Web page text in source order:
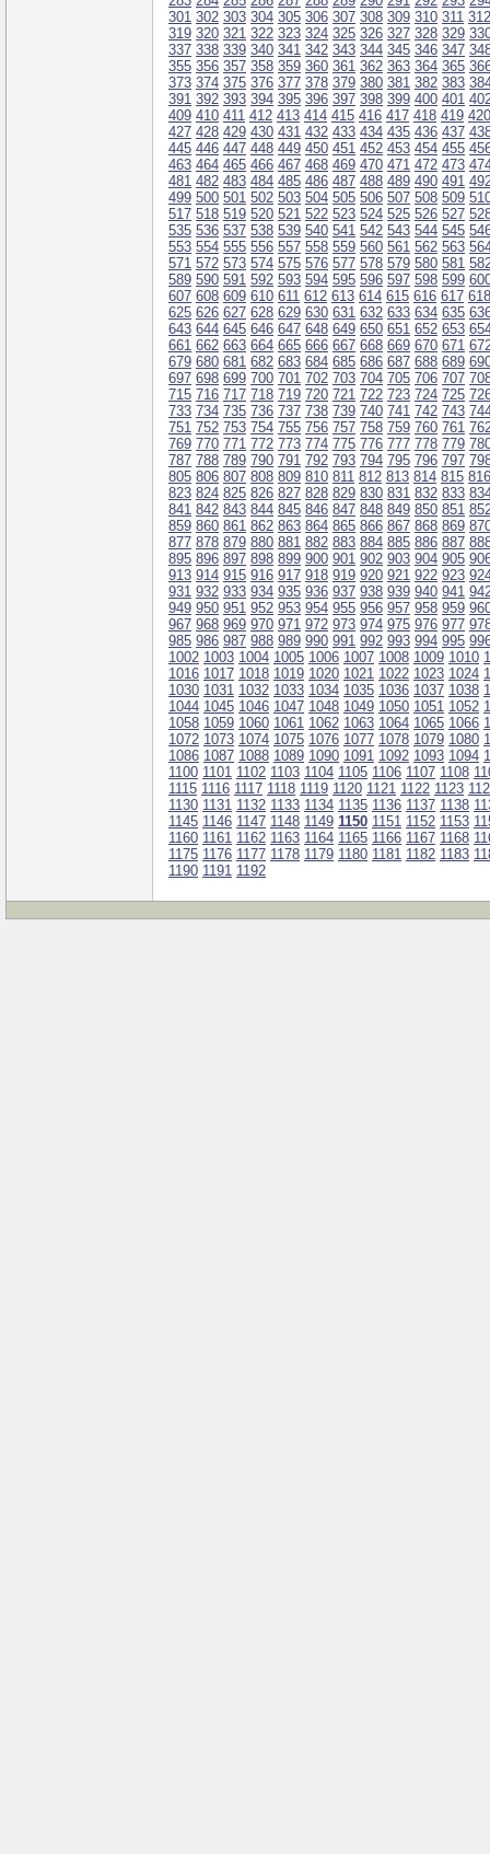
301 302 303 304 305 306 307 308 309 310 311 312
319 320 321 322 323 324 325 326 327 328 329
337 338 339 340 341 342 343 344 345 346 347
355 356 357 358 359 360 361 362 363 364 365
373 374 375 376 377 378 379 380 381 382 383
391 392 393 394 395 396 397 398 399 400 401
409 410 411 412 413 414 415 416 417 418 419 420
427 428 429 430 431 432 433 434 435 436 437
445 446 447 448 449 450 451 452 453 454 455
463 464 465 466 467 468 469 470 471 472 473
481 482 483 484 485 486 487 488 489 490 491
499 500 501 502 503 504 505 506 507 508 509
517 518 519 520 521 522 523 524 525 526 527
535 536 537 538 539 540 541 542 543 544 545
553 554 555 556 557 558 559 560 561 562 563
571 572 573 574 575 576 577 578 579 580 581
589 590 591 592 593 594 595 596 597 598 599
607 608 609 610 611 612 613 614 615 616 617 618
625 626 627 628 629 630 631 632 633 634 635
643 644 645 646 647 648 649 650 651 652 653
661 662 663 664 665 666 667 668 669 670 671
679 680 681 682 683 684 685 686 687 688 689
697 698 699 700 701 702 703 704 705 706 707
715 716 717 718 719 720 721 722 723 724 725
733 734 735 736 737 738 739 740 741 742 743
751 752 753 754 755 756 757 758 759 760 761
769 770 771 772 773 774 775 776 777 778 779
787 788 789 790 791 792 793 794 795 796 797
805 806 807 808 809 810 811 812 813 814 815 816
823 824 825 826 827 828 829 830 831 832 833
841 842 843 844 845 846 847 848 849 850 851
859 860 861 862 863 864 865 866 867 868 869
877 878 879 880 881 882 883 884 885 886 887
895 896 897 898 899 900 901 902 903 904 905
913 914 915 916 917 918 919 920 921 922 923
931 932 933 934 935 936 937 938 939 940 941
949 950 951 952 953 954 955 956 957 958 959
967 968 969 970 971 972 973 974 975 976 977
985 986 987 988 989 990 991 992 993 994 995
1002 1003 1004 1005 1006 1007 1008 1009 1010
1016 1017 1018 1019 1020 1021 1022 1023 1024
1030 1031 1032 1033 1034 1035 1036 1037 1038
1044 1045 1046 1047 1048 1049 1050 1051 1052
1058 1059 1060 1061 1062 1063 1064 1065 1066
1072 1073 1074 1075 1076 1077 1078 1079 1080
1086 1087 1088 1089 1090 1091 1092 1093 1094
1100 1101 1102 1103 1104 1105 1106 1107 1108
1115 1116 1117 1118 1119 1120 1121 1122 1123
1130 1131 1132 1133 1134 1135 1136 1137 1138
1145 1146 1147 1148 1149 1150 1151 1152 1153
1160 1161 1162 1163 1164 1165 1166 1167 1168
1175 1176 1177 1178 1179 1180 1181 1182 1183
1190 1191 1192